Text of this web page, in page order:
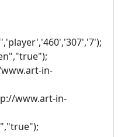
in-
www.art-in-